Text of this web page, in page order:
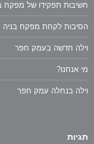
חשיבות תפקידו של מפקח
הסיבות לקחת מפקח בניה
וילה חדשה בעמק חפר
מי אנחנו?
וילה בנחלה עמק חפר
תגיות